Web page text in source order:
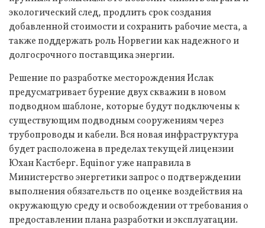
экологический след, продлить срок создания
добавленной стоимости и сохранить рабочие места, а
также поддержать роль Норвегии как надежного и
долгосрочного поставщика энергии.
Решение по разработке месторождения Ислак
предусматривает бурение двух скважин в новом
подводном шаблоне, которые будут подключены к
существующим подводным сооружениям через
трубопроводы и кабели. Вся новая инфраструктура
будет расположена в пределах текущей лицензии
Юхан Кастберг. Equinor уже направила в
Министерство энергетики запрос о подтверждении
выполнения обязательств по оценке воздействия на
окружающую среду и освобождении от требования о
предоставлении плана разработки и эксплуатации.